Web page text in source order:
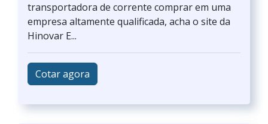
transportadora de corrente comprar em uma
empresa altamente qualificada, acha o site da
Hinovar E...
Cotar agora